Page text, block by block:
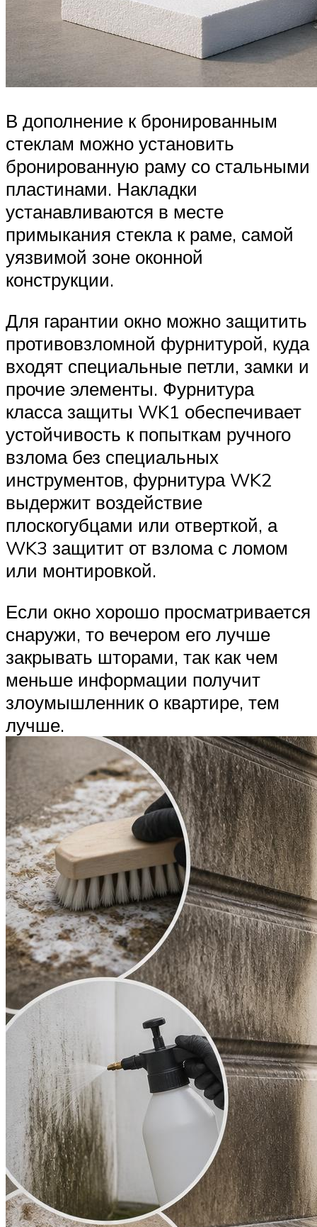
В дополнение к бронированным
стеклам можно установить
бронированную раму со стальными
пластинами. Накладки
устанавливаются в месте
примыкания стекла к раме, самой
уязвимой зоне оконной
конструкции.
Для гарантии окно можно защитить
противовзломной фурнитурой, куда
входят специальные петли, замки и
прочие элементы. Фурнитура
класса защиты WK1 обеспечивает
устойчивость к попыткам ручного
взлома без специальных
инструментов, фурнитура WK2
выдержит воздействие
плоскогубцами или отверткой, а
WK3 защитит от взлома с ломом
или монтировкой.
Если окно хорошо просматривается
снаружи, то вечером его лучше
закрывать шторами, так как чем
меньше информации получит
злоумышленник о квартире, тем
лучше.